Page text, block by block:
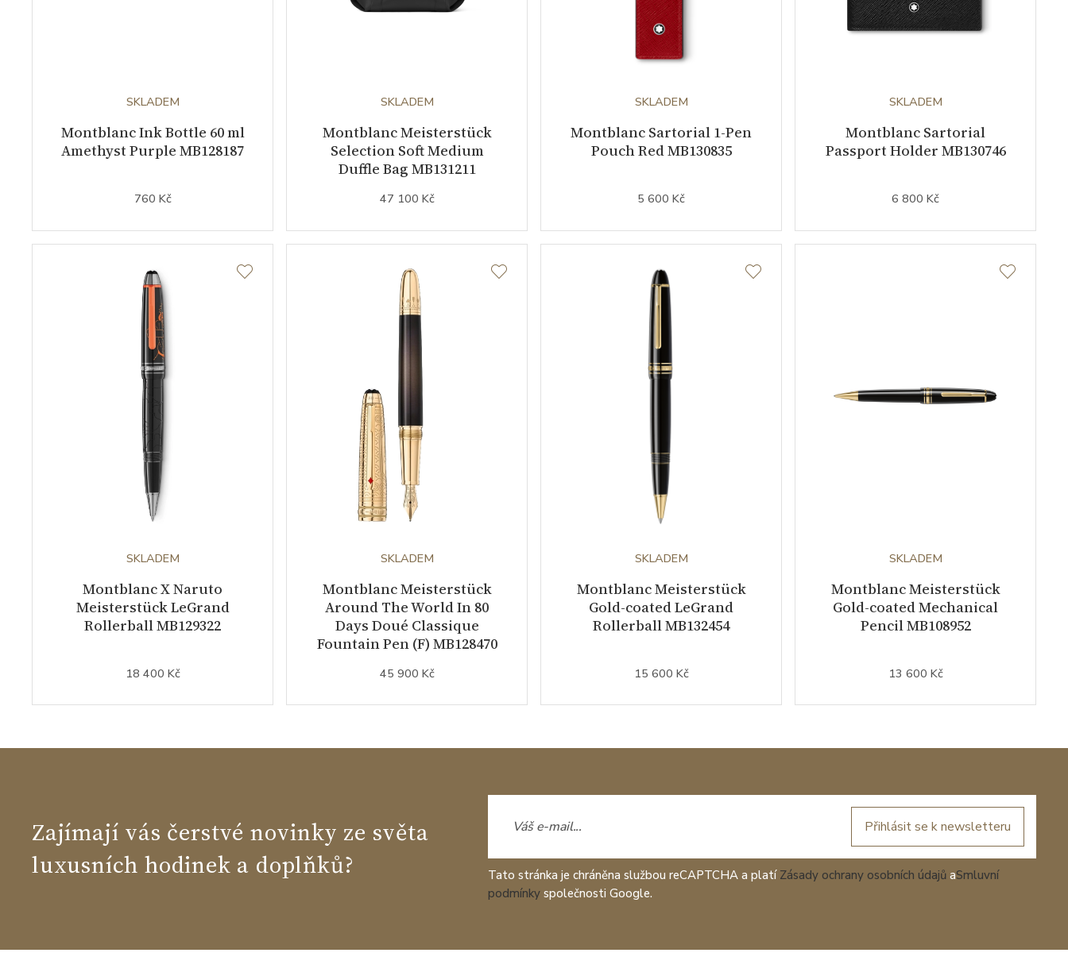
SKLADEM
Montblanc Ink Bottle 60 ml
Amethyst Purple MB128187
760 Kč
SKLADEM
Montblanc Meisterstück
Selection Soft Medium
Duffle Bag MB131211
47 100 Kč
SKLADEM
Montblanc Sartorial 1-Pen
Pouch Red MB130835
5 600 Kč
SKLADEM
Montblanc Sartorial
Passport Holder MB130746
6 800 Kč
SKLADEM
Montblanc X Naruto
Meisterstück LeGrand
Rollerball MB129322
18 400 Kč
SKLADEM
Montblanc Meisterstück
Around The World In 80
Days Doué Classique
Fountain Pen (F) MB128470
45 900 Kč
SKLADEM
Montblanc Meisterstück
Gold-coated LeGrand
Rollerball MB132454
15 600 Kč
SKLADEM
Montblanc Meisterstück
Gold-coated Mechanical
Pencil MB108952
13 600 Kč
Zajímají vás čerstvé novinky ze světa
luxusních hodinek a doplňků?
Přihlásit se k newsletteru
Tato stránka je chráněna službou reCAPTCHA a platí Zásady ochrany osobních údajů aSmluvní
podmínky společnosti Google.